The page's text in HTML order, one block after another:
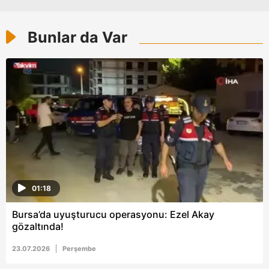
ilgili mevzuata uygun olarak kullanılan çerezlerle ilgili bilgi
almak için lütfentıklayınız.
Bunlar da Var
01:18
Bursa’da uyuşturucu operasyonu: Ezel Akay
gözaltında!
23.07.2026 Perşembe